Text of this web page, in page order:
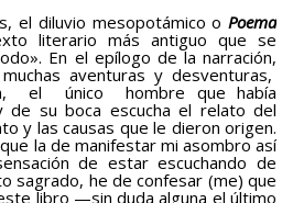
el diluvio mesopotámico o Poema
literario más antiguo que se
En el epílogo de la narración,
aventuras y desventuras,
el único hombre que había
de su boca escucha el relato del
y las causas que le dieron origen.
la de manifestar mi asombro así
de estar escuchando de
sagrado, he de confesar (me) que
libro —sin duda alguna el último